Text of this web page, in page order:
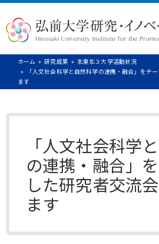
ホーム 研究成果
北東北３大学活動状況
「人文社会科学と自然科学の連携・融合」をテ
ます
「人文社会科学
の連携・融合」
した研究者交流
ます